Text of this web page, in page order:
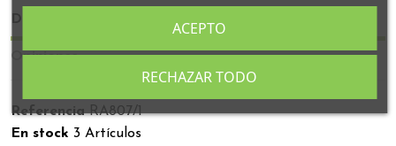
Detalles del producto
Opiniones
Referencia RA807/1
En stock 3 Artículos
RECHAZAR TODO
ACEPTO